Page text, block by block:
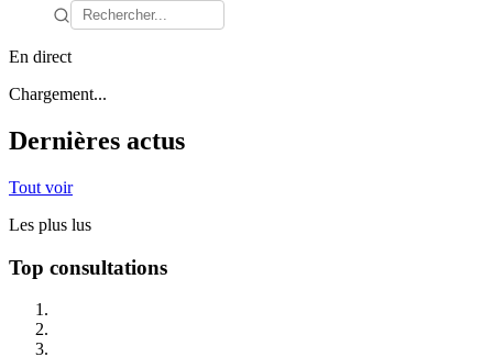
En direct
Chargement...
Dernières actus
Tout voir
Les plus lus
Top consultations